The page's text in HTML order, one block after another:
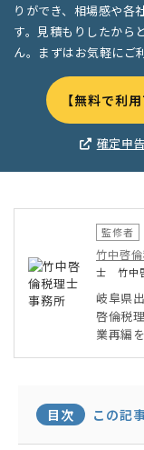
りができ、相場感や各
す。見積もりしたから
ん。まずはお気軽にご
【無料で利
確定申
監修者
竹中啓
士 竹中
岐阜県
啓倫税
業再編
める。
目次 この記